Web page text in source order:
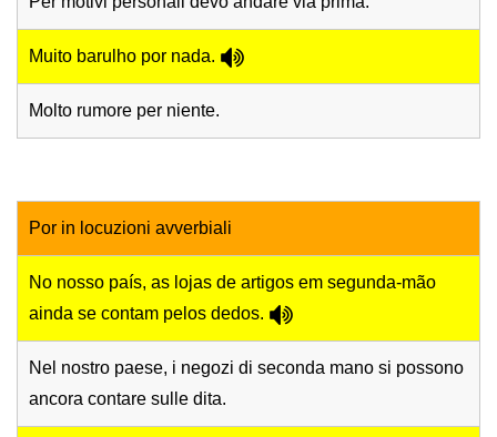
Muito barulho por nada.
Molto rumore per niente.
Por in locuzioni avverbiali
No nosso país, as lojas de artigos em segunda-mão
ainda se contam pelos dedos.
Nel nostro paese, i negozi di seconda mano si possono
ancora contare sulle dita.